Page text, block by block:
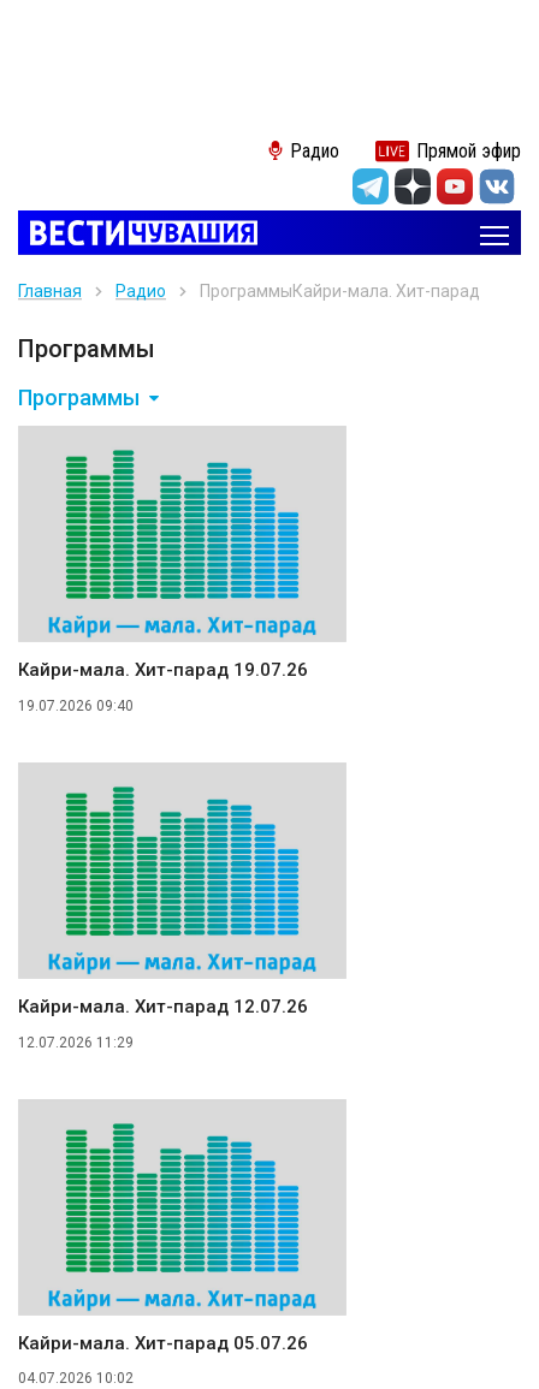
Радио Прямой эфир
Главная Радио ПрограммыКайри-мала. Хит-парад
Программы
Программы
Кайри-мала. Хит-парад 19.07.26
19.07.2026 09:40
Кайри-мала. Хит-парад 12.07.26
12.07.2026 11:29
Кайри-мала. Хит-парад 05.07.26
04.07.2026 10:02